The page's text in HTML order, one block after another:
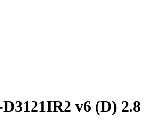
v6 (D) 2.8